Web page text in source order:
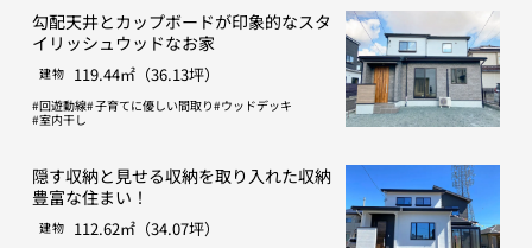
勾配天井とカップボードが印象的なスタ
イリッシュウッドなお家
建物 119.44㎡（36.13坪）
回遊動線 子育てに優しい間取り ウッドデッキ
室内干し
隠す収納と見せる収納を取り入れた収納
豊富な住まい！
建物 112.62㎡（34.07坪）